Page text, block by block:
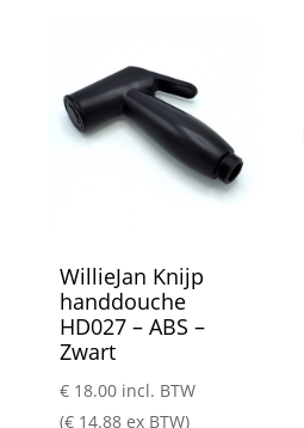
WillieJan Knijp
handdouche
HD027 – ABS –
Zwart
€18.00 incl. BTW
(€14.88ex BTW)